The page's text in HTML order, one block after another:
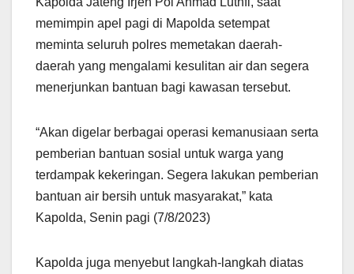
memimpin apel pagi di Mapolda setempat
meminta seluruh polres memetakan daerah-
daerah yang mengalami kesulitan air dan segera
menerjunkan bantuan bagi kawasan tersebut.
“Akan digelar berbagai operasi kemanusiaan serta
pemberian bantuan sosial untuk warga yang
terdampak kekeringan. Segera lakukan pemberian
bantuan air bersih untuk masyarakat,” kata
Kapolda, Senin pagi (7/8/2023)
Kapolda juga menyebut langkah-langkah diatas